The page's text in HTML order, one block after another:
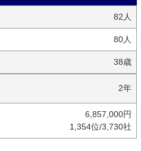
82人
80人
38歳
2年
6,857,000円
1,354位/3,730社